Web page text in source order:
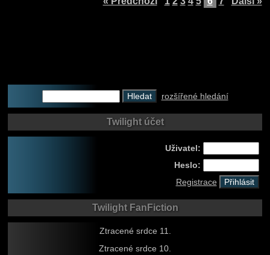
rozšířené hledání
Twilight účet
Uživatel:
Heslo:
Registrace
Twilight FanFiction
Ztracené srdce 11.
Ztracené srdce 10.